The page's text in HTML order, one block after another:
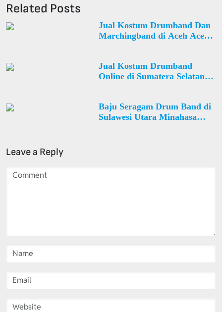
Related Posts
Jual Kostum Drumband Dan
Marchingband di Aceh Aceh
Jual Kostum Drumband
Online di Sumatera Selatan
Baju Seragam Drum Band di
Sulawesi Utara Minahasa
Leave a Reply